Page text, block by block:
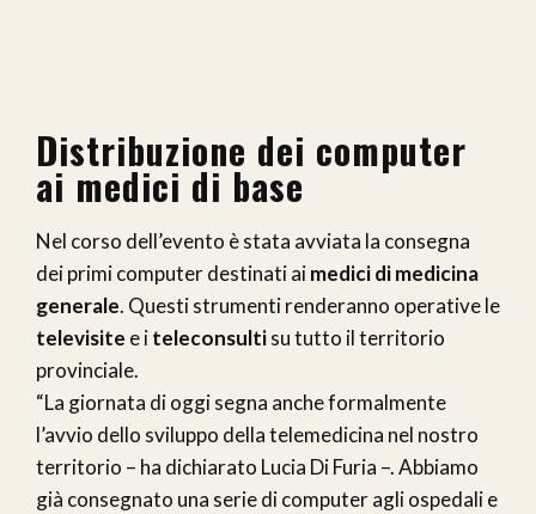
Distribuzione dei computer
ai medici di base
Nel corso dell’evento è stata avviata la consegna
dei primi computer destinati aimedici di medicina
generale. Questi strumenti renderanno operative le
televisite e iteleconsultisu tutto il territorio
provinciale.
“La giornata di oggi segna anche formalmente
l’avvio dello sviluppo della telemedicina nel nostro
territorio – ha dichiarato Lucia Di Furia –. Abbiamo
già consegnato una serie di computer agli ospedali e